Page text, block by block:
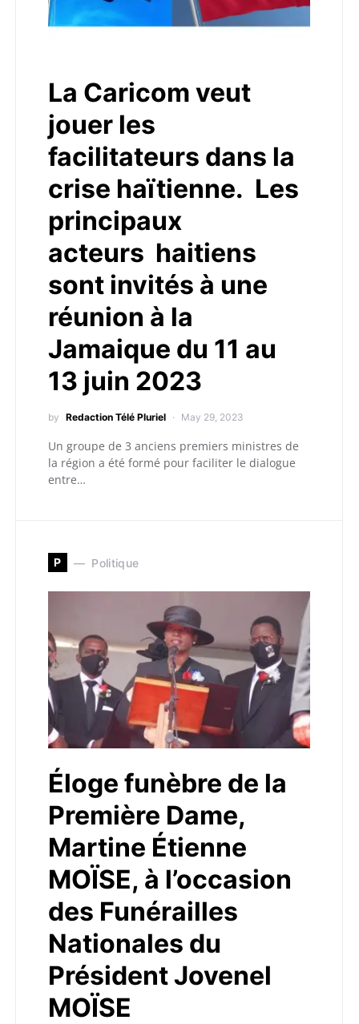
La Caricom veut
jouer les
facilitateurs dans la
crise haïtienne. Les
principaux
acteurs haitiens
sont invités à une
réunion à la
Jamaique du 11 au
13 juin 2023
by Redaction Télé Pluriel May 29, 2023
Un groupe de 3 anciens premiers ministres de
la région a été formé pour faciliter le dialogue
entre…
P Politique
Éloge funèbre de la
Première Dame,
Martine Étienne
MOÏSE, à l’occasion
des Funérailles
Nationales du
Président Jovenel
MOÏSE